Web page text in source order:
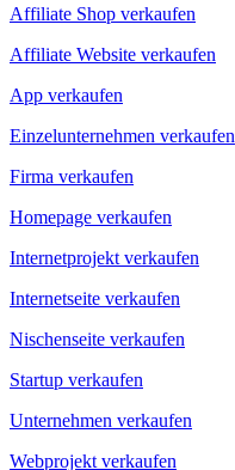
Affiliate Shop verkaufen
Affiliate Website verkaufen
App verkaufen
Einzelunternehmen verkaufen
Firma verkaufen
Homepage verkaufen
Internetprojekt verkaufen
Internetseite verkaufen
Nischenseite verkaufen
Startup verkaufen
Unternehmen verkaufen
Webprojekt verkaufen